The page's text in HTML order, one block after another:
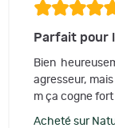
Parfait pour
Bien
agresseur,
m ça cogne
Acheté sur